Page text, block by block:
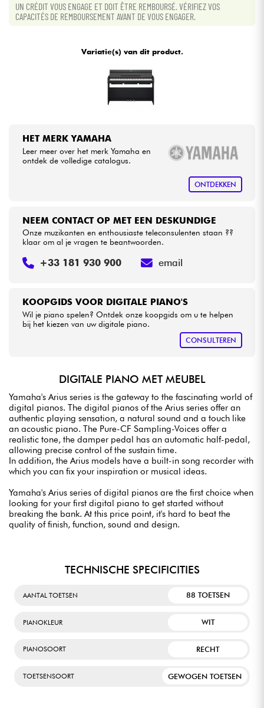
Sets
UN CRÉDIT VOUS ENGAGE ET DOIT ÊTRE REMBOURSÉ. VÉRIFIEZ VOS
CAPACITÉS DE REMBOURSEMENT AVANT DE VOUS ENGAGER.
Variatie(s) van dit product.
HET MERK YAMAHA
Leer meer over het merk Yamaha en
ontdek de volledige catalogus.
ONTDEKKEN
KOOPGIDS VOOR DIGITALE PIANO'S
Wil je piano spelen? Ontdek onze koopgids om u te helpen
bij het kiezen van uw digitale piano.
CONSULTEREN
NEEM CONTACT OP MET EEN DESKUNDIGE
Onze muzikanten en enthousiaste teleconsulenten staan ??
klaar om al je vragen te beantwoorden.
+33 181 930 900 email
DIGITALE PIANO MET MEUBEL
Yamaha's Arius series is the gateway to the fascinating world of
digital pianos. The digital pianos of the Arius series offer an
authentic playing sensation, a natural sound and a touch like
an acoustic piano. The Pure-CF Sampling-Voices offer a
realistic tone, the damper pedal has an automatic half-pedal,
allowing precise control of the sustain time.
In addition, the Arius models have a built-in song recorder with
which you can fix your inspiration or musical ideas.
Yamaha's Arius series of digital pianos are the first choice when
looking for your first digital piano to get started without
breaking the bank. At this price point, it's hard to beat the
quality of finish, function, sound and design.
TECHNISCHE SPECIFICITIES
AANTAL TOETSEN 88 TOETSEN
PIANOKLEUR WIT
PIANOSOORT RECHT
TOETSENSOORT GEWOGEN TOETSEN